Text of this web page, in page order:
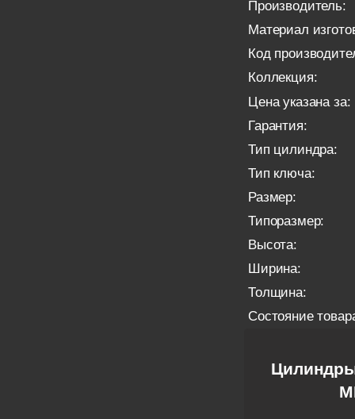
Производитель:
Материал
Код
Коллекция:
Цена указана за:
Гарантия:
Тип цилиндра:
Тип ключа:
Размер:
Типоразмер:
Высота:
Ширина:
Толщина:
Состояние
Цилиндры